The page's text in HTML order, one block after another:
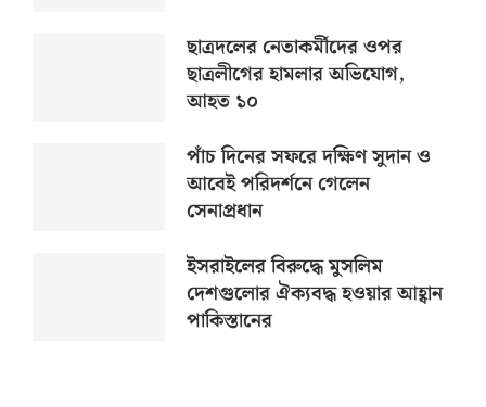
ছাত্রদলের নেতাকর্মীদের ওপর
ছাত্রলীগের হামলার অভিযোগ,
আহত ১০
পাঁচ দিনের সফরে দক্ষিণ সুদান ও
আবেই পরিদর্শনে গেলেন
সেনাপ্রধান
ইসরাইলের বিরুদ্ধে মুসলিম
দেশগুলোর ঐক্যবদ্ধ হওয়ার আহ্বান
পাকিস্তানের